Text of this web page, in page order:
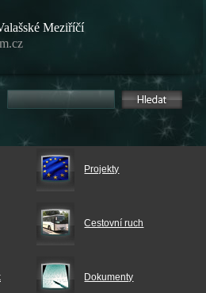
Meziříčí
Projekty
Cestovní ruch
Dokumenty